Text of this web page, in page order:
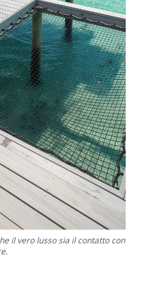
il vero lusso sia il contatto con